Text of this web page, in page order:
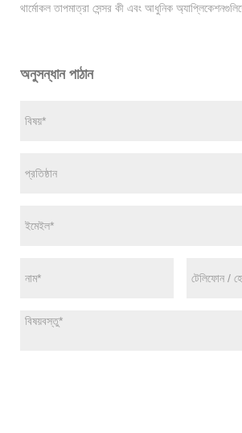
থার্মোকল তাপমাত্রা সেন্সর কী এবং আধুনিক
অনুসন্ধান পাঠান